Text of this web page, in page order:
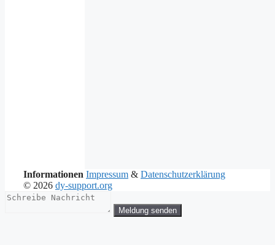
Informationen Impressum & Datenschutzerklärung
© 2026 dy-support.org